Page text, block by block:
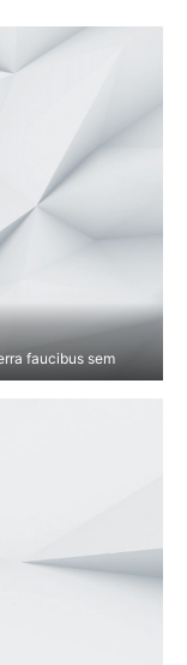
faucibus sem